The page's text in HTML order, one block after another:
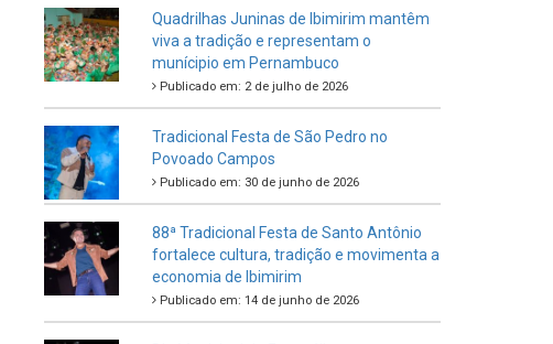
Quadrilhas Juninas de Ibimirim mantêm
viva a tradição e representam o
munícipio em Pernambuco
Publicado em: 2 de julho de 2026
Tradicional Festa de São Pedro no
Povoado Campos
Publicado em: 30 de junho de 2026
88ª Tradicional Festa de Santo Antônio
fortalece cultura, tradição e movimenta a
economia de Ibimirim
Publicado em: 14 de junho de 2026